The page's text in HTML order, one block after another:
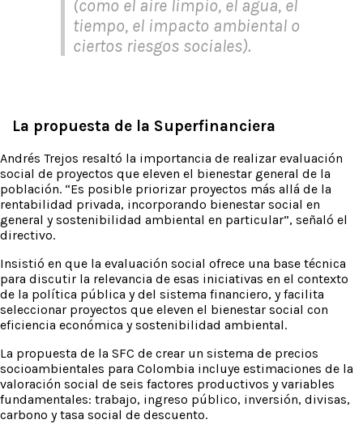
(como el aire limpio, el agua, el
tiempo, el impacto ambiental o
ciertos riesgos sociales).
La propuesta de la Superfinanciera
Andrés Trejos resaltó la importancia de realizar evaluación
social de proyectos que eleven el bienestar general de la
población. “Es posible priorizar proyectos más allá de la
rentabilidad privada, incorporando bienestar social en
general y sostenibilidad ambiental en particular”, señaló el
directivo.
Insistió en que la evaluación social ofrece una base técnica
para discutir la relevancia de esas iniciativas en el contexto
de la política pública y del sistema financiero, y facilita
seleccionar proyectos que eleven el bienestar social con
eficiencia económica y sostenibilidad ambiental.
La propuesta de la SFC de crear un sistema de precios
socioambientales para Colombia incluye estimaciones de la
valoración social de seis factores productivos y variables
fundamentales: trabajo, ingreso público, inversión, divisas,
carbono y tasa social de descuento.